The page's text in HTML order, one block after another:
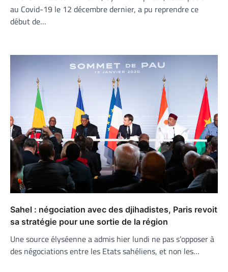
au Covid-19 le 12 décembre dernier, a pu reprendre ce
début de…
Sahel : négociation avec des djihadistes, Paris revoit
sa stratégie pour une sortie de la région
Une source élyséenne a admis hier lundi ne pas s’opposer à
des négociations entre les Etats sahéliens, et non les…